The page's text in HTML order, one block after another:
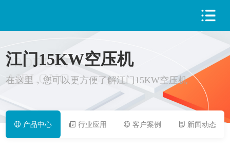
PRODUCT
AIRLONG
江门15KW空压机
在这里，您可以更方便了解江门15KW空压机
产品中心 行业应用 客户案例 新闻动态